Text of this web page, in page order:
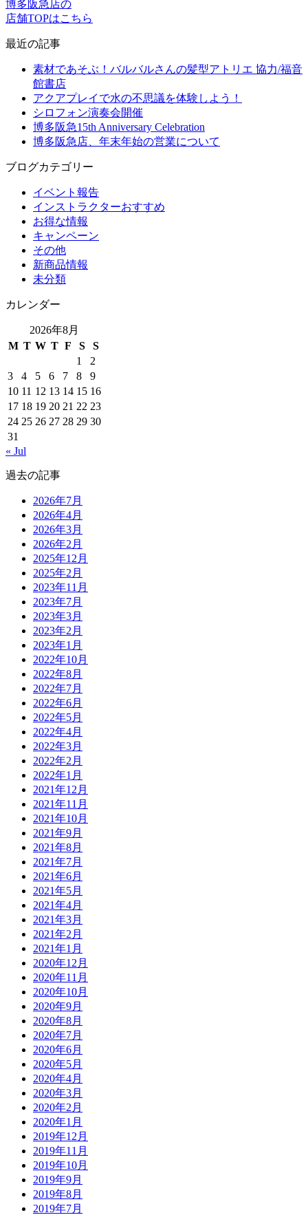
博多阪急店の
店舗TOPはこちら
最近の記事
素材であそぶ！バルバルさんの髪型アトリエ 協力/福音
館書店
アクアプレイで水の不思議を体験しよう！
シロフォン演奏会開催
博多阪急15th Anniversary Celebration
博多阪急店、年末年始の営業について
ブログカテゴリー
イベント報告
インストラクターおすすめ
お得な情報
キャンペーン
その他
新商品情報
未分類
カレンダー
2026年8月
M T W T F S
S
1
2
3
4 5 6 7 8
9
10 11 12 13 14 15 16
17 18 19 20 21 22 23
24 25 26 27 28 29 30
31
« Jul
過去の記事
2026年7月
2026年4月
2026年3月
2026年2月
2025年12月
2025年2月
2023年11月
2023年7月
2023年3月
2023年2月
2023年1月
2022年10月
2022年8月
2022年7月
2022年6月
2022年5月
2022年4月
2022年3月
2022年2月
2022年1月
2021年12月
2021年11月
2021年10月
2021年9月
2021年8月
2021年7月
2021年6月
2021年5月
2021年4月
2021年3月
2021年2月
2021年1月
2020年12月
2020年11月
2020年10月
2020年9月
2020年8月
2020年7月
2020年6月
2020年5月
2020年4月
2020年3月
2020年2月
2020年1月
2019年12月
2019年11月
2019年10月
2019年9月
2019年8月
2019年7月